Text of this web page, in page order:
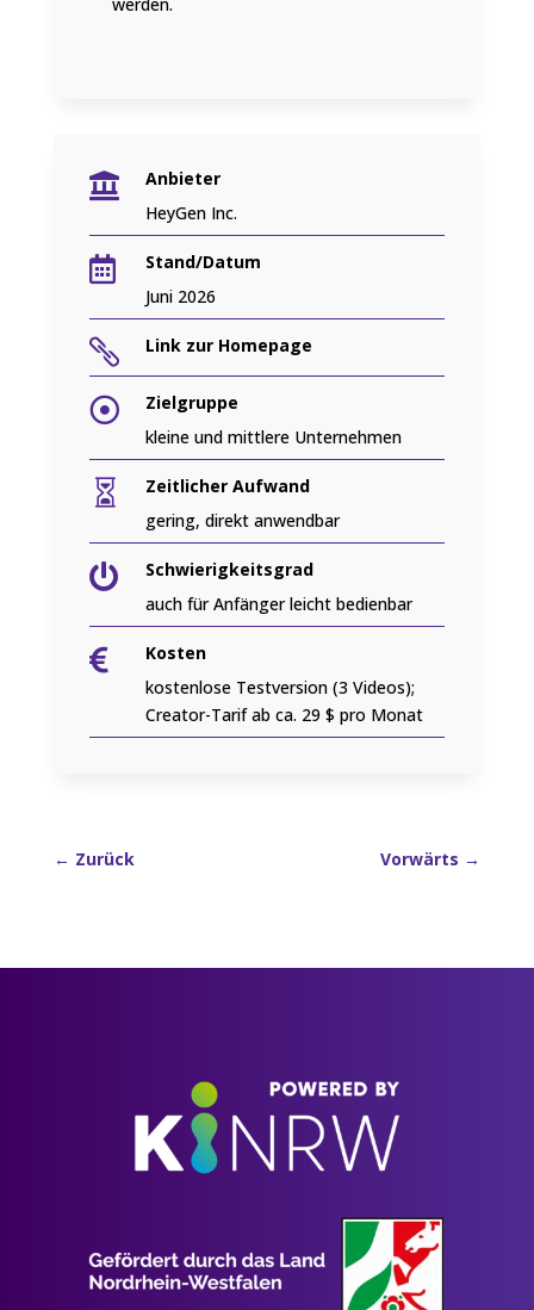

Anbieter
HeyGen Inc.

Stand/Datum
Juni 2026
 Link zur Homepage

Zielgruppe
kleine und mittlere Unternehmen

Zeitlicher Aufwand
gering, direkt anwendbar

Schwierigkeitsgrad
auch für Anfänger leicht bedienbar

Kosten
kostenlose Testversion (3 Videos);
Creator-Tarif ab ca. 29 $ pro Monat
← Zurück Vorwärts →